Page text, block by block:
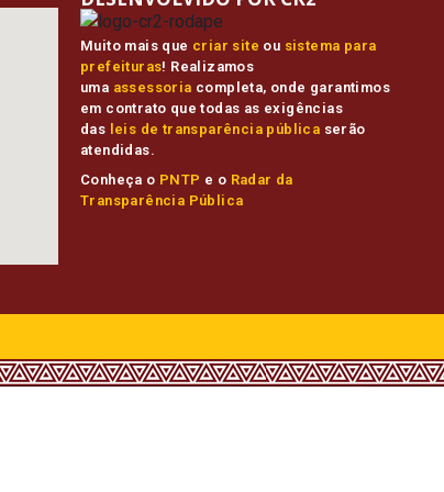
Muito mais que criar site ou sistema para
prefeituras! Realizamos
uma assessoria completa, onde garantimos
em contrato que todas as exigências
das leis de transparência pública serão
atendidas.
Conheça o PNTP e o Radar da
Transparência Pública